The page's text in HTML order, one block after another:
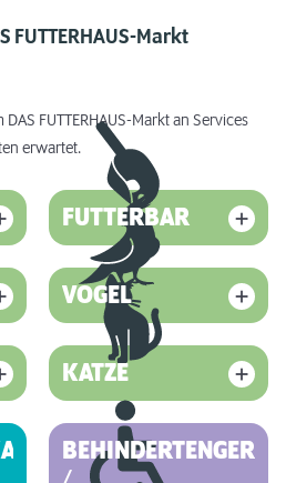
FUTTERHAUS-Markt
FUTTERHAUS-Markt an Services
erwartet.
FUTTERBAR
VOGEL
KATZE